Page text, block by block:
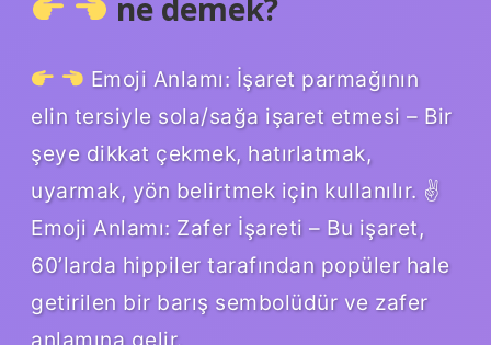
ne demek?
Emoji Anlamı: İşaret parmağının
elin tersiyle sola/sağa işaret etmesi – Bir
şeye dikkat çekmek, hatırlatmak,
uyarmak, yön belirtmek için kullanılır. ✌
Emoji Anlamı: Zafer İşareti – Bu işaret,
60’larda hippiler tarafından popüler hale
getirilen bir barış sembolüdür ve zafer
anlamına gelir.